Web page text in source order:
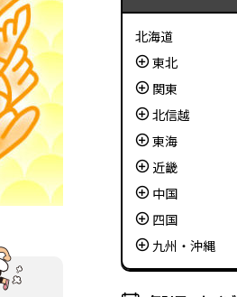
北海道
東北
関東
北信越
東海
近畿
中国
四国
九州・沖縄